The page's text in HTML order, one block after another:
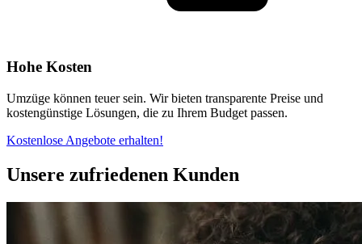
Hohe Kosten
Umzüge können teuer sein. Wir bieten transparente Preise und
kostengünstige Lösungen, die zu Ihrem Budget passen.
Kostenlose Angebote erhalten!
Unsere zufriedenen Kunden